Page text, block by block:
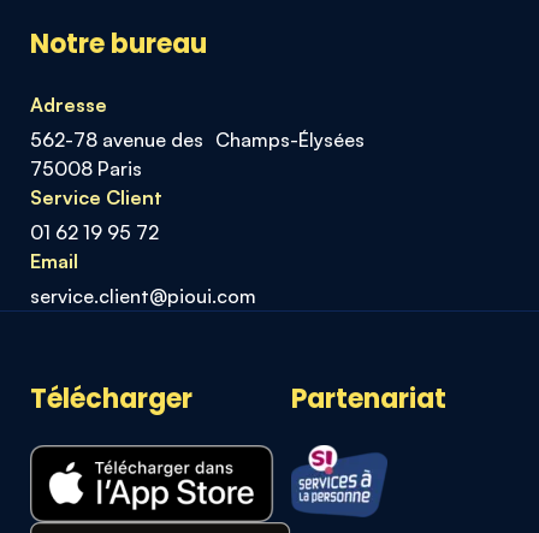
Notre bureau
Adresse
562-78 avenue des Champs-Élysées
75008 Paris
Service Client
01 62 19 95 72
Email
service.client@pioui.com
Télécharger Partenariat